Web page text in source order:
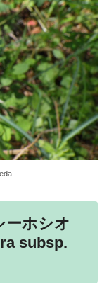
ーホシオ
subsp.